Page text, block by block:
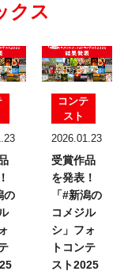
クス
の
コンテ
スト
2026.01.23
受賞作品
を発表！
「#新潟の
コメジル
シ」フォ
トコンテ
スト2025